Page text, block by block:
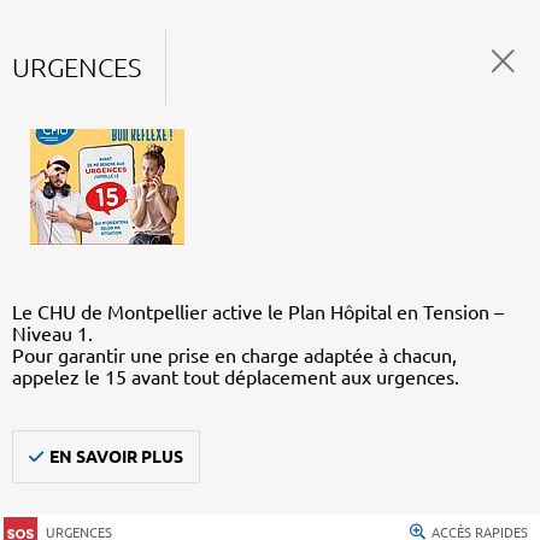
URGENCES
Le CHU de Montpellier active le Plan Hôpital en Tension –
Niveau 1.
Pour garantir une prise en charge adaptée à chacun,
appelez le 15 avant tout déplacement aux urgences.
EN SAVOIR PLUS
URGENCES ACCÈS RAPIDES